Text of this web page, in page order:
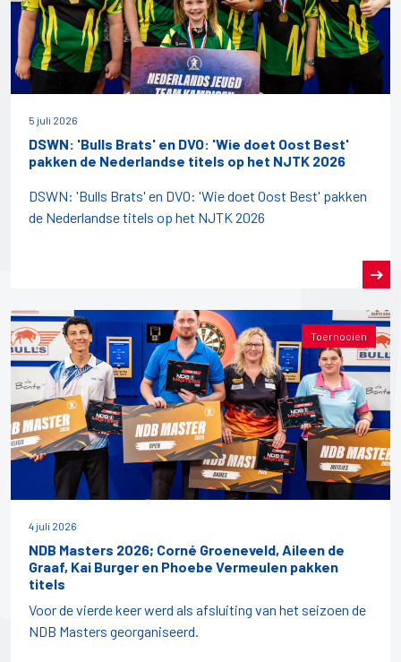
5 juli 2026
DSWN: 'Bulls Brats' en DVO: 'Wie doet Oost Best'
pakken de Nederlandse titels op het NJTK 2026
DSWN: 'Bulls Brats' en DVO: 'Wie doet Oost Best' pakken
de Nederlandse titels op het NJTK 2026
Toernooien
4 juli 2026
NDB Masters 2026; Corné Groeneveld, Aileen de
Graaf, Kai Burger en Phoebe Vermeulen pakken
titels
Voor de vierde keer werd als afsluiting van het seizoen de
NDB Masters georganiseerd.